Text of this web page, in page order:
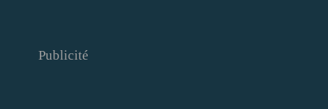
Publicité